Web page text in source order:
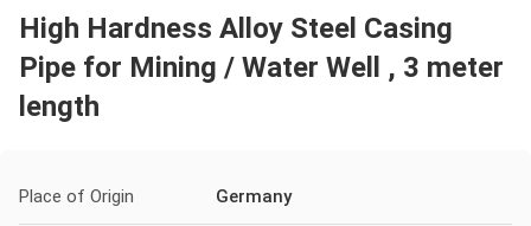
High Hardness Alloy Steel Casing
Pipe for Mining / Water Well , 3 meter
length
Place of Origin Germany